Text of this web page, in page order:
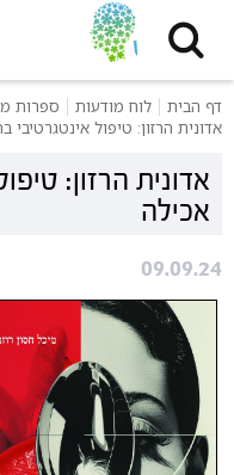
דף הבית לוח מודעות
ספרות
אדונית הרזון: טיפול אינטגרטיבי
אדונית הרזון:
אכילה
09.09.24